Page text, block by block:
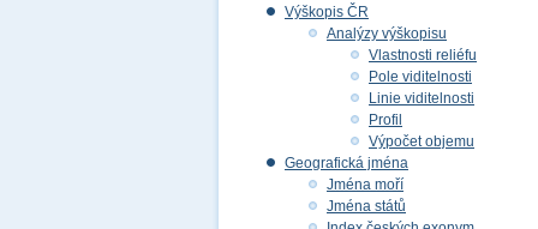
Výškopis ČR
Analýzy výškopisu
Vlastnosti reliéfu
Pole viditelnosti
Linie viditelnosti
Profil
Výpočet objemu
Geografická jména
Jména moří
Jména států